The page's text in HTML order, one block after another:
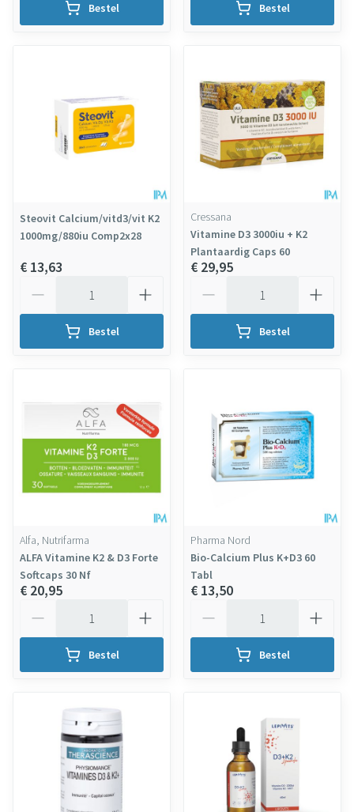
Bestel Bestel
Steovit Calcium/vitd3/vit K2
1000mg/880iu Comp2x28
€ 13,63
Bestel
Cressana
Vitamine D3 3000iu + K2
Plantaardig Caps 60
€ 29,95
Bestel
Alfa, Nutrifarma
ALFA Vitamine K2 & D3 Forte
Softcaps 30 Nf
€ 20,95
Bestel
Pharma Nord
Bio-Calcium Plus K+D3 60
Tabl
€ 13,50
Bestel